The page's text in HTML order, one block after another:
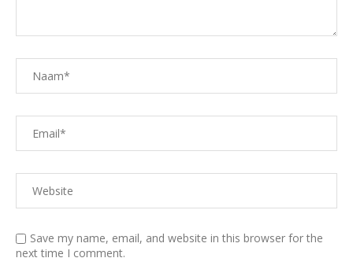
Save my name, email, and website in this browser for the
next time I comment.